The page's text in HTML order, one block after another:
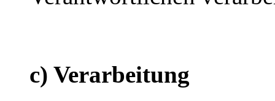
c) Verarbeitung